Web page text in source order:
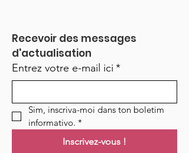
Recevoir des messages
d'actualisation
Entrez votre e-mail ici *
Sim, inscriva-moi dans ton boletim
informativo. *
Inscrivez-vous !